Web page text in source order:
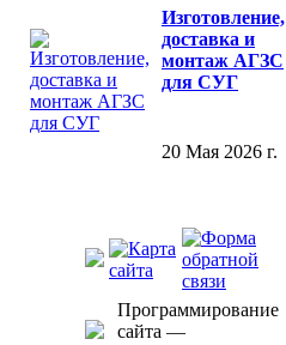
Изготовление,
доставка и
монтаж АГЗС
для СУГ
20 Мая 2026 г.
Программирование
сайта —